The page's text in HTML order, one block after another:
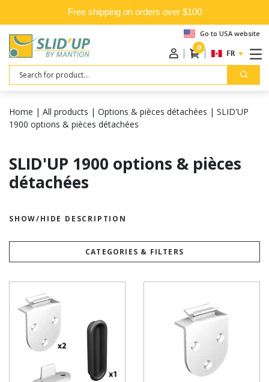
Free shipping on orders over $100
Go to USA website
0
FRANÇAIS
Search
Home | All products | Options & pièces détachées | SLID'UP
1900 options & pièces détachées
SLID'UP 1900 options & pièces
détachées
SHOW/HIDE DESCRIPTION
CATEGORIES & FILTERS